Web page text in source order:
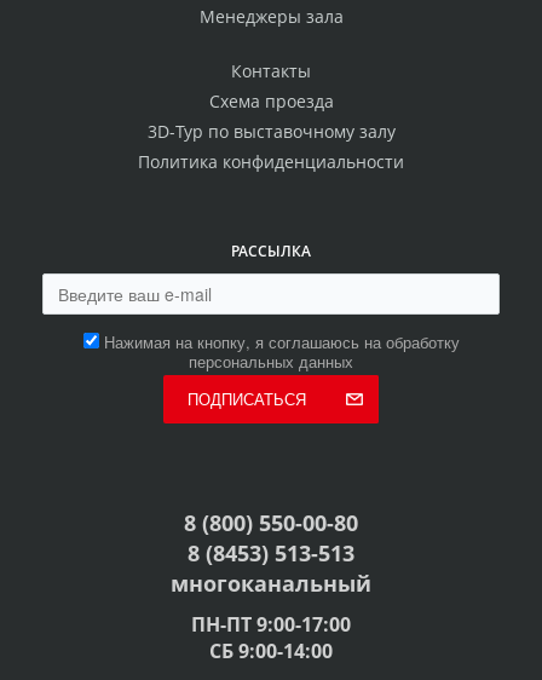
Менеджеры зала
Контакты
Схема проезда
3D-Тур по выставочному залу
Политика конфиденциальности
РАССЫЛКА
Нажимая на кнопку, я соглашаюсь на обработку
персональных данных
ПОДПИСАТЬСЯ
8 (800) 550-00-80
8 (8453) 513-513
многоканальный
ПН-ПТ 9:00-17:00
СБ 9:00-14:00